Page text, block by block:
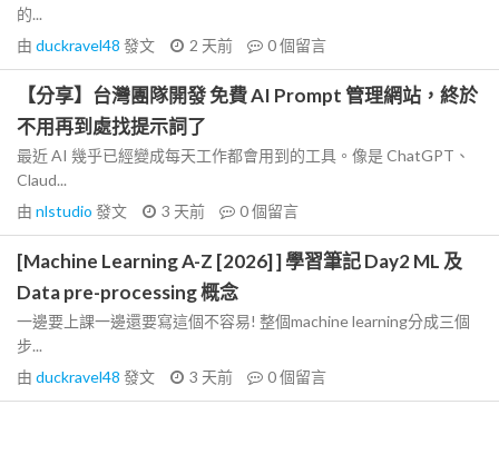
的...
由 duckravel48 發文 2 天前 0個留言
【分享】台灣團隊開發 免費 AI Prompt 管理網站，終於
不用再到處找提示詞了
最近 AI 幾乎已經變成每天工作都會用到的工具。像是 ChatGPT、
Claud...
由 nlstudio 發文 3 天前 0個留言
[Machine Learning A-Z [2026] ] 學習筆記 Day2 ML 及
Data pre-processing 概念
一邊要上課一邊還要寫這個不容易! 整個machine learning分成三個
步...
由 duckravel48 發文 3 天前 0個留言